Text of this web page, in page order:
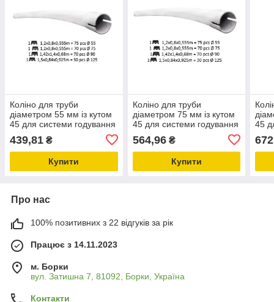
Коліно для труби
діаметром 55 мм із кутом
45 для системи годування
птахоферми
439,81 ₴
Купити
Коліно для труби
діаметром 75 мм із кутом
45 для системи годування
птахоферми
564,96₴
Купити
45
Про нас
100% позитивних з 22 відгуків за рік
Працює з 14.11.2023
м. Борки
вул. Затишна 7, 81092, Борки, Україна
Контакти